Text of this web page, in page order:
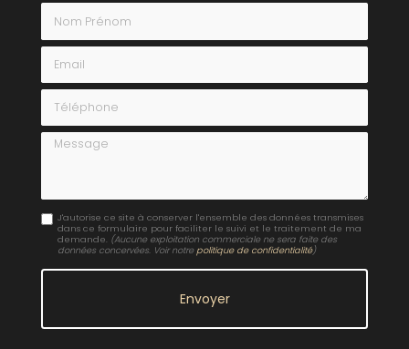
Nom Prénom
Email
Téléphone
Message
J'autorise ce site à conserver l'ensemble des données transmises
dans ce formulaire pour faciliter le suivi et le traitement de ma
demande. (Aucune exploitation commerciale ne sera faite des
données concervées. Voir notre politique de confidentialité)